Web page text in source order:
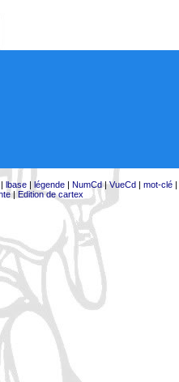
lbase| légende| NumCd|VueCd| mot-clé|
|Edition de cartex